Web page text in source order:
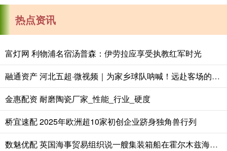
热点资讯
富灯网 利物浦名宿汤普森：伊劳拉应享受执教红军时光
融通资产 河北五超·微视频｜为家乡球队呐喊！远赴客场的唐山球迷齐唱《唐山，加油！》
金惠配资 耐磨陶瓷厂家_性能_行业_硬度
桥宜速配 2025年欧洲超10家初创企业跻身独角兽行列
数魅优配 英国海事贸易组织说一艘集装箱船在霍尔木兹海峡被击中